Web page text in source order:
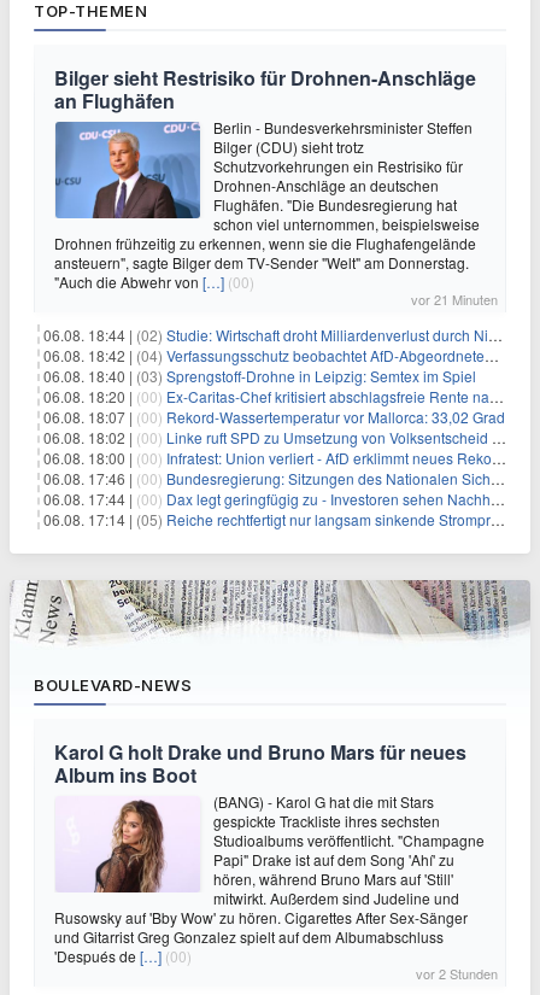
TOP-THEMEN
Bilger sieht Restrisiko für Drohnen-Anschläge
an Flughäfen
Berlin - Bundesverkehrsminister Steffen
Bilger (CDU) sieht trotz
Schutzvorkehrungen ein Restrisiko für
Drohnen-Anschläge an deutschen
Flughäfen. "Die Bundesregierung hat
schon viel unternommen, beispielsweise
Drohnen frühzeitig zu erkennen, wenn sie die Flughafengelände
ansteuern", sagte Bilger dem TV-Sender "Welt" am Donnerstag.
"Auch die Abwehr von […] (00)
vor 21 Minuten
06.08. 18:44 | (02) Studie: Wirtschaft droht Milliardenverlust durch Niedrigwasser
06.08. 18:42 | (04) Verfassungsschutz beobachtet AfD-Abgeordneten Nolte
06.08. 18:40 | (03) Sprengstoff-Drohne in Leipzig: Semtex im Spiel
06.08. 18:20 | (00) Ex-Caritas-Chef kritisiert abschlagsfreie Rente nach 45 Jahren
06.08. 18:07 | (00) Rekord-Wassertemperatur vor Mallorca: 33,02 Grad
06.08. 18:02 | (00) Linke ruft SPD zu Umsetzung von Volksentscheid auf
06.08. 18:00 | (00) Infratest: Union verliert - AfD erklimmt neues Rekordhoch
06.08. 17:46 | (00) Bundesregierung: Sitzungen des Nationalen Sicherheitsrates geheim
06.08. 17:44 | (00) Dax legt geringfügig zu - Investoren sehen Nachholpotenzial
06.08. 17:14 | (05) Reiche rechtfertigt nur langsam sinkende Strompreise
BOULEVARD-NEWS
Karol G holt Drake und Bruno Mars für neues
Album ins Boot
(BANG) - Karol G hat die mit Stars
gespickte Trackliste ihres sechsten
Studioalbums veröffentlicht. "Champagne
Papi" Drake ist auf dem Song 'Ahí' zu
hören, während Bruno Mars auf 'Still'
mitwirkt. Außerdem sind Judeline und
Rusowsky auf 'Bby Wow' zu hören. Cigarettes After Sex-Sänger
und Gitarrist Greg Gonzalez spielt auf dem Albumabschluss
'Después de […] (00)
vor 2 Stunden